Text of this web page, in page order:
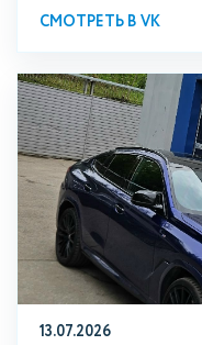
СМОТРЕТЬ В VK
13.07.2026